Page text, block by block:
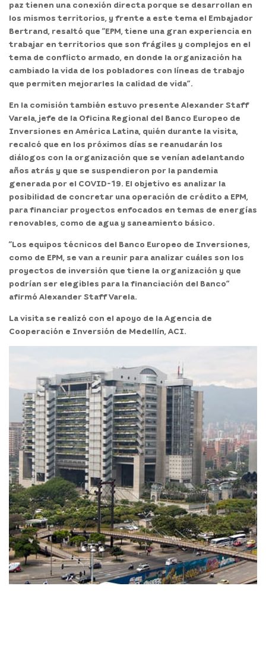
paz tienen una conexión directa porque se desarrollan en
los mismos territorios, y frente a este tema el Embajador
Bertrand, resaltó que “EPM, tiene una gran experiencia en
trabajar en territorios que son frágiles y complejos en el
tema de conflicto armado, en donde la organización ha
cambiado la vida de los pobladores con líneas de trabajo
que permiten mejorarles la calidad de vida”.
En la comisión también estuvo presente Alexander Staff
Varela, jefe de la Oficina Regional del Banco Europeo de
Inversiones en América Latina, quién durante la visita,
recalcó que en los próximos días se reanudarán los
diálogos con la organización que se venían adelantando
años atrás y que se suspendieron por la pandemia
generada por el COVID-19. El objetivo es analizar la
posibilidad de concretar una operación de crédito a EPM,
para financiar proyectos enfocados en temas de energías
renovables, como de agua y saneamiento básico.
“Los equipos técnicos del Banco Europeo de Inversiones,
como de EPM, se van a reunir para analizar cuáles son los
proyectos de inversión que tiene la organización y que
podrían ser elegibles para la financiación del Banco”
afirmó Alexander Staff Varela.
La visita se realizó con el apoyo de la Agencia de
Cooperación e Inversión de Medellín, ACI.